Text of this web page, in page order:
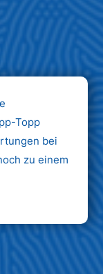
Topp
bei
zu einem